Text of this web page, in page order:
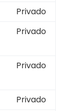
Privado
Privado
Privado
Privado